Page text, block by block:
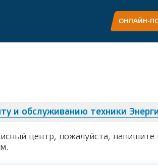
ОНЛАЙН-
и обслуживанию техники
центр, пожалуйста, напишите